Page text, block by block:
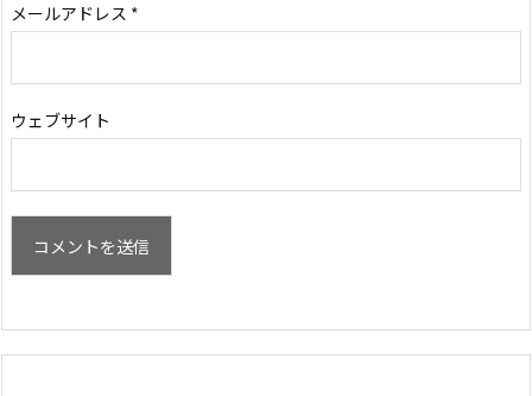
メールアドレス *
ウェブサイト